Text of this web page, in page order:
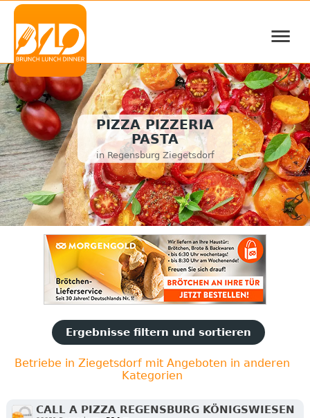
≡
PIZZA PIZZERIA
PASTA
in Regensburg Ziegetsdorf
Ergebnisse filtern und sortieren
Betriebe in Ziegetsdorf mit Angeboten in anderen
Kategorien
CALL A PIZZA REGENSBURG KÖNIGSWIESEN